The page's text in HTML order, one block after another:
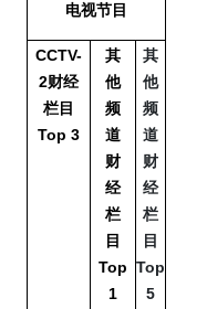
电视节目
CCTV-
2财经
栏目
Top 3
其
他
频
道
财
经
栏
目
Top
1
其
他
频
道
财
经
栏
目
Top
5